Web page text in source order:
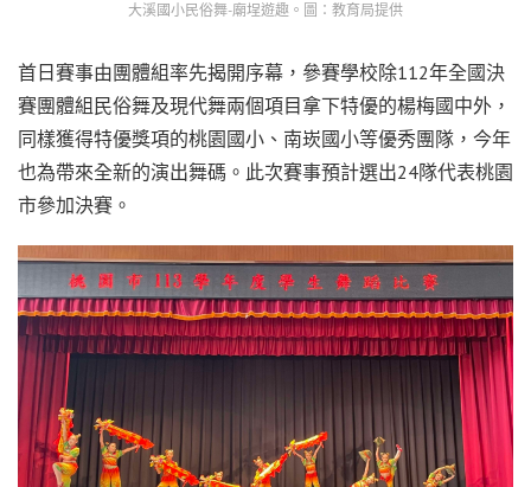
大溪國小民俗舞-廟埕遊趣。圖：教育局提供
首日賽事由團體組率先揭開序幕，參賽學校除112年全國決
賽團體組民俗舞及現代舞兩個項目拿下特優的楊梅國中外，
同樣獲得特優獎項的桃園國小、南崁國小等優秀團隊，今年
也為帶來全新的演出舞碼。此次賽事預計選出24隊代表桃園
市參加決賽。